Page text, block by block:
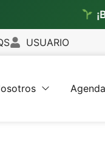
USUARIO
Agenda